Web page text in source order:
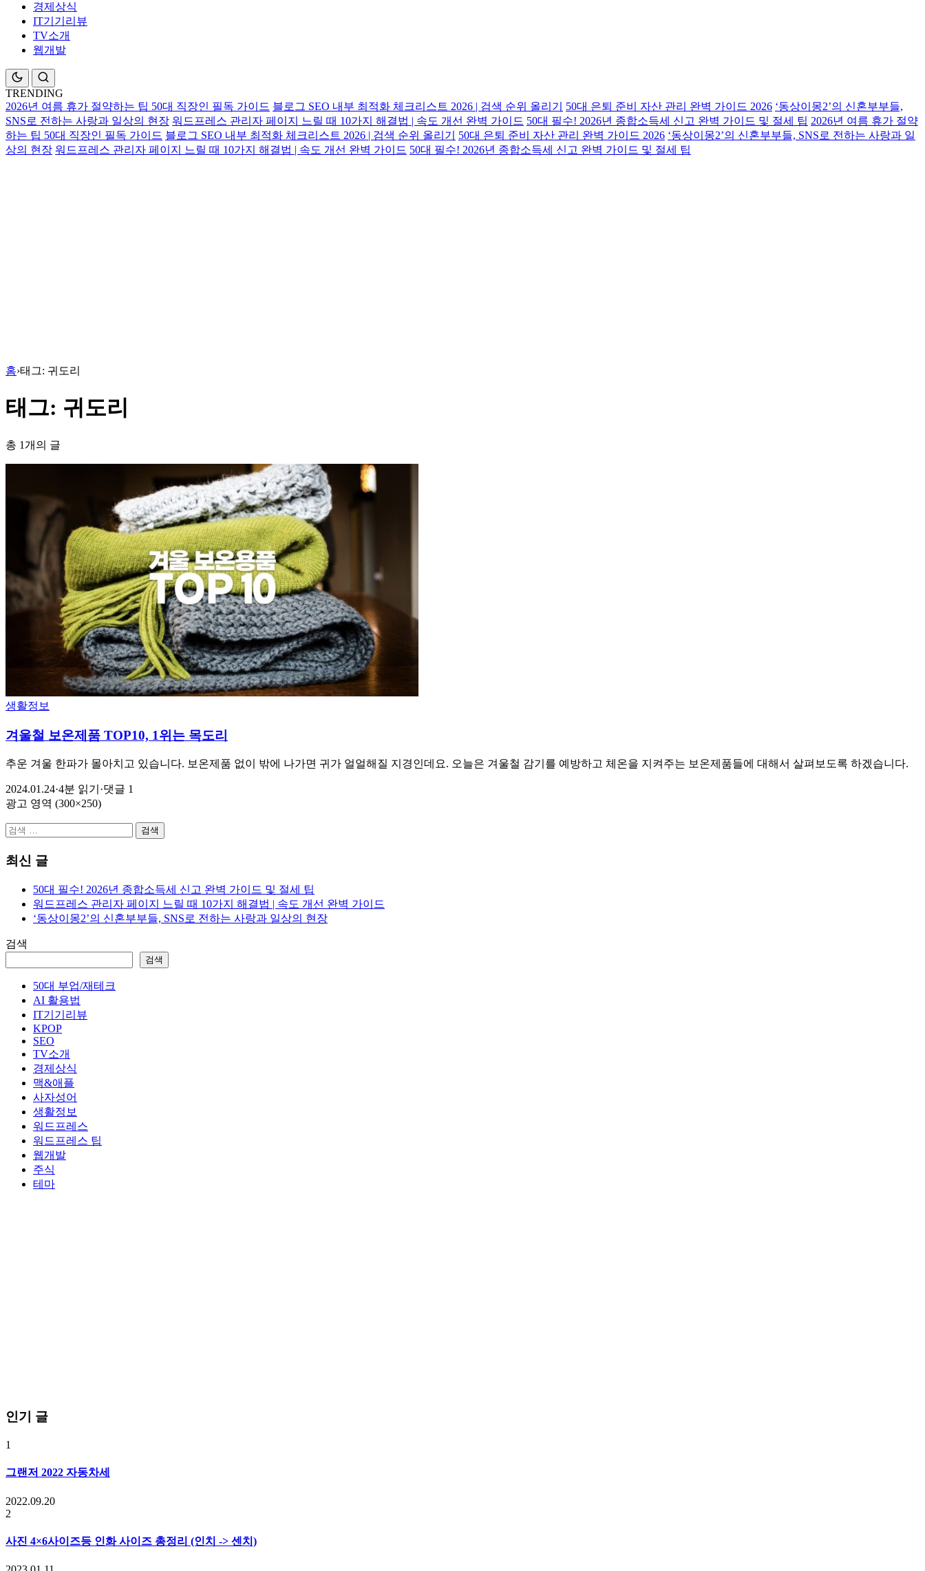
경제상식
IT기기리뷰
TV소개
웹개발
TRENDING
2026년 여름 휴가 절약하는 팁 50대 직장인 필독 가이드 블로그 SEO 내부 최적화 체크리스트 2026 | 검색 순위 올리기 50대 은퇴 준비 자산 관리 완벽 가이드 2026 ‘동상이몽2’의 신혼부부들,
SNS로 전하는 사랑과 일상의 현장 워드프레스 관리자 페이지 느릴 때 10가지 해결법 | 속도 개선 완벽 가이드 50대 필수! 2026년 종합소득세 신고 완벽 가이드 및 절세 팁 2026년 여름 휴가 절약
하는 팁 50대 직장인 필독 가이드 블로그 SEO 내부 최적화 체크리스트 2026 | 검색 순위 올리기 50대 은퇴 준비 자산 관리 완벽 가이드 2026 ‘동상이몽2’의 신혼부부들, SNS로 전하는 사랑과 일
상의 현장 워드프레스 관리자 페이지 느릴 때 10가지 해결법 | 속도 개선 완벽 가이드 50대 필수! 2026년 종합소득세 신고 완벽 가이드 및 절세 팁
홈›태그: 귀도리
태그: 귀도리
총 1개의 글
생활정보
겨울철 보온제품 TOP10, 1위는 목도리
추운 겨울 한파가 몰아치고 있습니다. 보온제품 없이 밖에 나가면 귀가 얼얼해질 지경인데요. 오늘은 겨울철 감기를 예방하고 체온을 지켜주는 보온제품들에 대해서 살펴보도록 하겠습니다.
2024.01.24·4분 읽기 ·댓글 1
광고 영역 (300×250)
검
최신 글
50대 필수! 2026년 종합소득세 신고 완벽 가이드 및 절세 팁
워드프레스 관리자 페이지 느릴 때 10가지 해결법 | 속도 개선 완벽 가이드
‘동상이몽2’의 신혼부부들, SNS로 전하는 사랑과 일상의 현장
검색
검색
50대 부업/재테크
AI 활용법
IT기기리뷰
KPOP
SEO
TV소개
경제상식
맥&애플
사자성어
생활정보
워드프레스
워드프레스 팁
웹개발
주식
테마
인기 글
1
그랜저 2022 자동차세
2022.09.20
2
사진 4×6사이즈등 인화 사이즈 총정리 (인치 -> 센치)